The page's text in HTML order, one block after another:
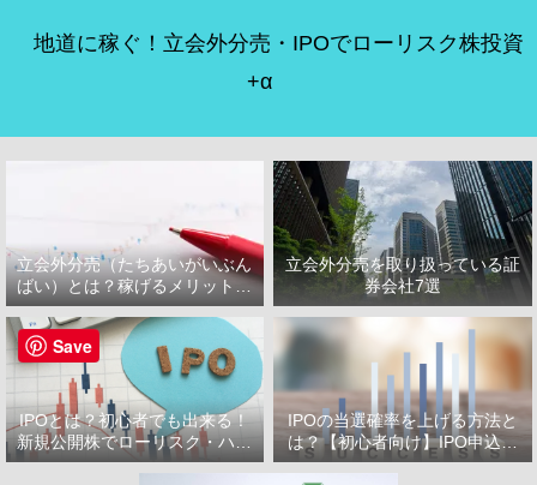
地道に稼ぐ！立会外分売・IPOでローリスク株投資
+α
立会外分売（たちあいがいぶん
ばい）とは？稼げるメリット・
デメリット
立会外分売を取り扱っている証
券会社7選
IPOとは？初心者でも出来る！
新規公開株でローリスク・ハイ
リターン投資をはじめよう！
IPOの当選確率を上げる方法と
は？【初心者向け】IPO申込で
選ぶべき証券会社
Save